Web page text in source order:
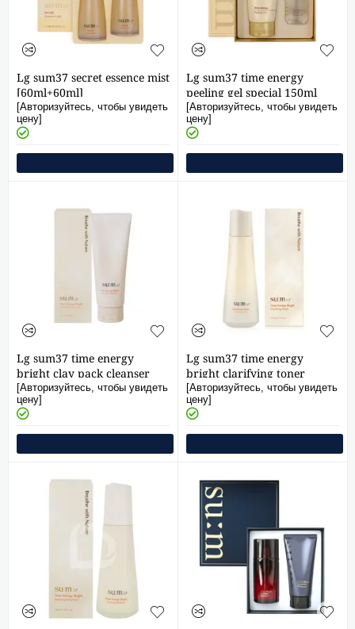
Lg sum37 secret essence mist
[60ml+60ml]
[Авторизуйтесь, чтобы увидеть
цену]
Lg sum37 time energy
peeling gel special 150ml
[Авторизуйтесь, чтобы увидеть
цену]
Lg sum37 time energy
bright clay pack cleanser
150ml
[Авторизуйтесь, чтобы увидеть
цену]
Lg sum37 time energy
bright clarifying toner
170ml
[Авторизуйтесь, чтобы увидеть
цену]